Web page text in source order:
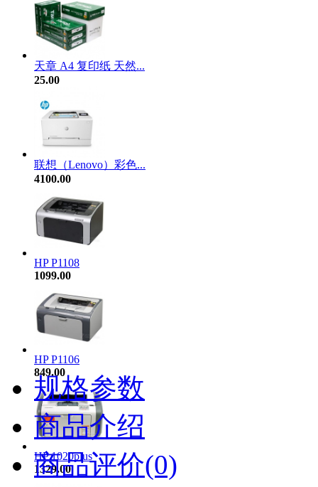
天章 A4 复印纸 天然...
25.00
联想（Lenovo）彩色...
4100.00
HP P1108
1099.00
HP P1106
849.00
HP 1020plus
1329.00
规格参数
商品介绍
商品评价(0)